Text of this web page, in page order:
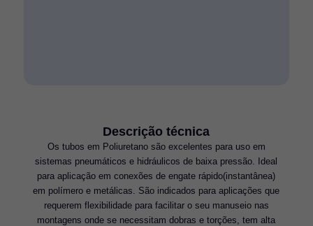
Descrição técnica
Os tubos em Poliuretano são excelentes para uso em
sistemas pneumáticos e hidráulicos de baixa pressão. Ideal
para aplicação em conexões de engate rápido(instantânea)
em polímero e metálicas. São indicados para aplicações que
requerem flexibilidade para facilitar o seu manuseio nas
montagens onde se necessitam dobras e torções, tem alta